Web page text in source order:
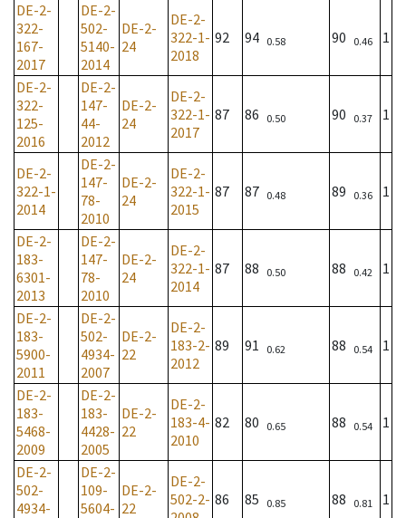
DE-2-
322-
167-
2017
DE-2-
502-
5140-
2014
DE-2-
24
DE-2-
322-1-
2018
92 94 0.58 90 0.46 1
DE-2-
322-
125-
2016
DE-2-
147-
44-
2012
DE-2-
24
DE-2-
322-1-
2017
87 86 0.50 90 0.37 1
DE-2-
322-1-
2014
DE-2-
147-
78-
2010
DE-2-
24
DE-2-
322-1-
2015
87 87 0.48 89 0.36 1
DE-2-
183-
6301-
2013
DE-2-
147-
78-
2010
DE-2-
24
DE-2-
322-1-
2014
87 88 0.50 88 0.42 1
DE-2-
183-
5900-
2011
DE-2-
502-
4934-
2007
DE-2-
22
DE-2-
183-2-
2012
89 91 0.62 88 0.54 1
DE-2-
183-
5468-
2009
DE-2-
183-
4428-
2005
DE-2-
22
DE-2-
183-4-
2010
82 80 0.65 88 0.54 1
DE-2-
502-
4934-
DE-2-
109-
5604-
DE-2-
22
DE-2-
502-2- 86 85 0.85 88 0.81 1